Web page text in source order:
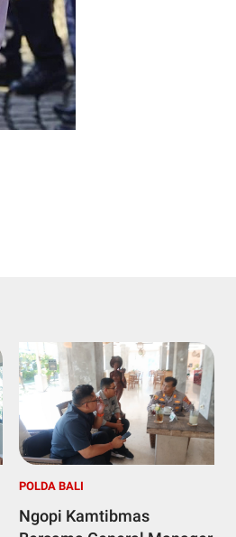
POLDA BALI
Ngopi Kamtibmas